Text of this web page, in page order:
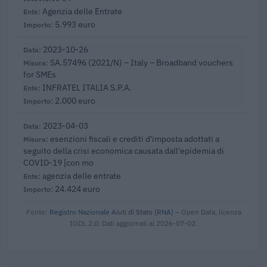
Agenzia delle Entrate
5.993 euro
2023-10-26
SA.57496 (2021/N) – Italy – Broadband vouchers
for SMEs
INFRATEL ITALIA S.P.A.
2.000 euro
2023-04-03
esenzioni fiscali e crediti d'imposta adottati a
seguito della crisi economica causata dall'epidemia di
COVID-19 [con mo
agenzia delle entrate
24.424 euro
Fonte: Registro Nazionale Aiuti di Stato (RNA) – Open Data, licenza
IODL 2.0. Dati aggiornati al 2026-07-02.